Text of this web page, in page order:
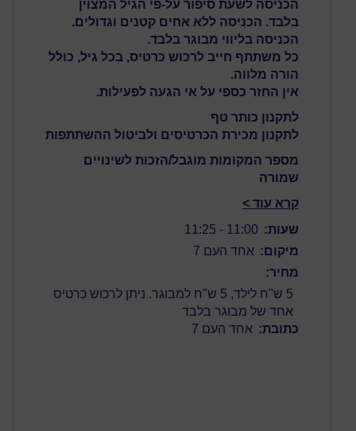
הכניסה לשעת סיפור על-פי הגיל המצוין
בלבד. הכניסה ללא אחים קטנים וגדולים.
הכניסה בליווי מבוגר בלבד.
כל משתתף חייב לרכוש כרטיס, בכל גיל, כולל
הורה מלווה.
אין החזר כספי על אי הגעה לפעילות.
לתקנון כותר טף
לתקנון מכירת הכרטיסים ולביטול ההשתתפות
מספר המקומות מוגבל/הזכות לשינויים
שמורה
קרא עוד >
שעות: 11:00 - 11:25
מיקום: אחד העם 7
מחיר:
5 ש"ח לילד, 5 ש"ח למבוגר. ניתן לרכוש כרטיס
אחד של מבוגר בלבד
כתובת: אחד העם 7